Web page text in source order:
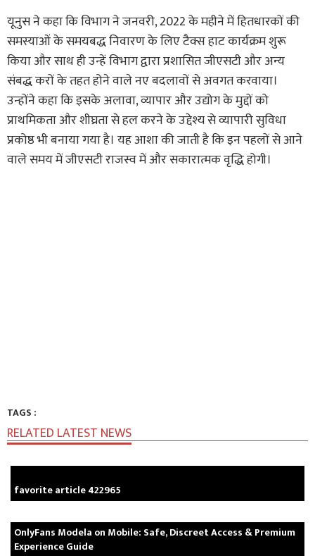
यूनुस ने कहा कि विभाग ने जनवरी, 2022 के महीने में हितधारकों की
समस्याओं के समयबद्ध निवारण के लिए टैक्स हाट कार्यक्रम शुरू
किया और साथ ही उन्हें विभाग द्वारा प्रशासित जीएसटी और अन्य
संबद्ध करों के तहत होने वाले नए बदलावों से अवगत करवाया।
उन्होंने कहा कि इसके अलावा, व्यापार और उद्योग के मुद्दों को
प्राथमिकता और शीघ्रता से हल करने के उद्देश्य से व्यापारी सुविधा
प्रकोष्ठ भी बनाया गया है। यह आशा की जाती है कि इन पहलों से आने
वाले समय में जीएसटी राजस्व में और सकारात्मक वृद्धि होगी।
TAGS :
RELATED LATEST NEWS
favorite article 422965
OnlyFans Modela on Mobile: Safe, Discreet Access & Premium
Experience Guide